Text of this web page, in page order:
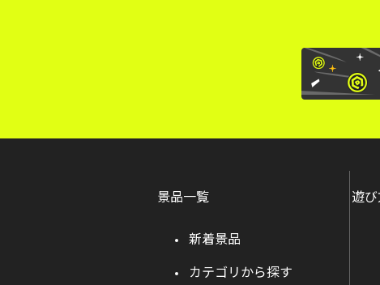
景品一覧
新着景品
カテゴリから探す
遊